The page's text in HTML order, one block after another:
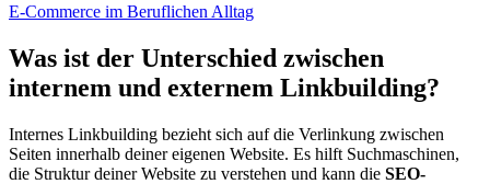
E-Commerce im Beruflichen Alltag
Was ist der Unterschied zwischen
internem und externem Linkbuilding?
Internes Linkbuilding bezieht sich auf die Verlinkung zwischen
Seiten innerhalb deiner eigenen Website. Es hilft Suchmaschinen,
die Struktur deiner Website zu verstehen und kann die SEO-